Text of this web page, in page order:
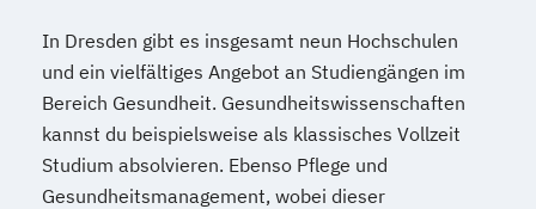
In Dresden gibt es insgesamt neun Hochschulen
und ein vielfältiges Angebot an Studiengängen im
Bereich Gesundheit. Gesundheitswissenschaften
kannst du beispielsweise als klassisches Vollzeit
Studium absolvieren. Ebenso Pflege und
Gesundheitsmanagement, wobei dieser